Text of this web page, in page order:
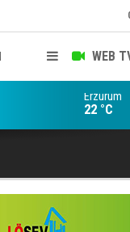
WEB
Erzurum
22 °C